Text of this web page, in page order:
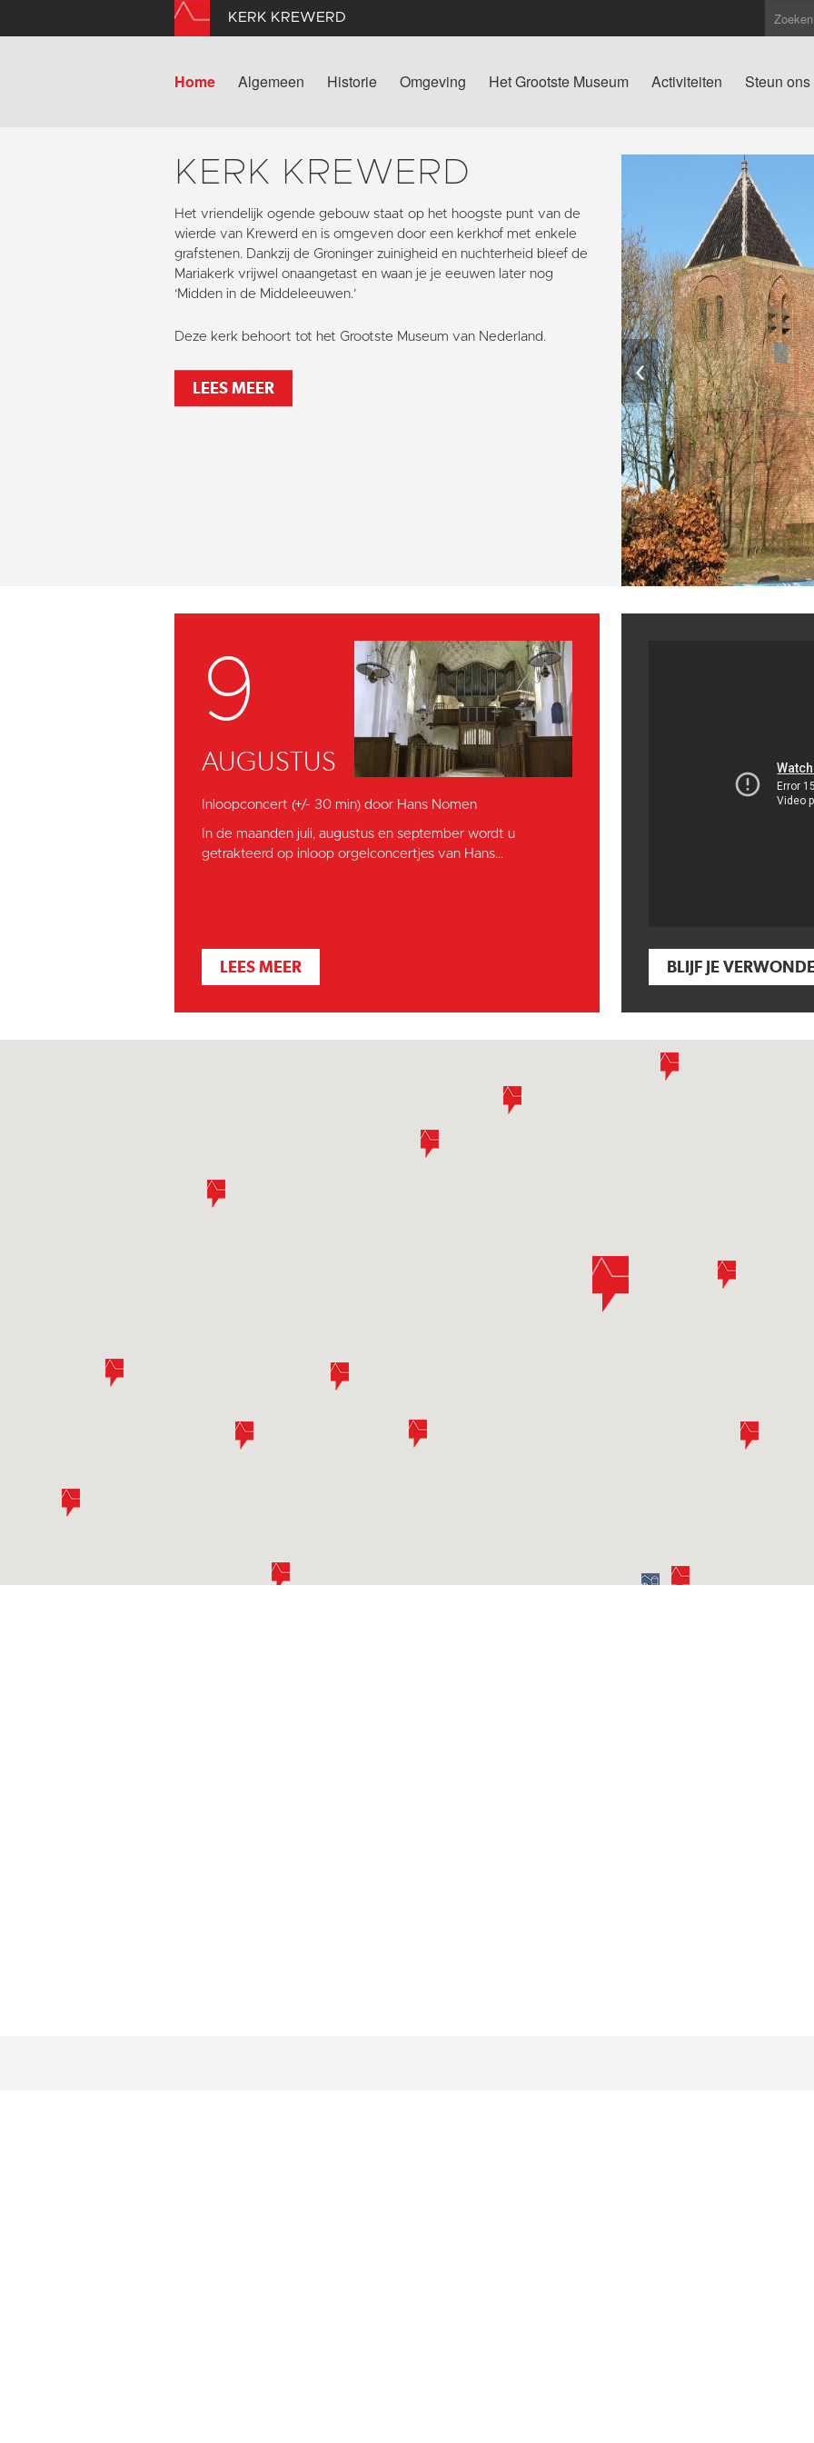
KERK KREWERD
Home Algemeen Historie Omgeving Het Grootste Museum Activiteiten Steun ons
KERK KREWERD
Het vriendelijk ogende gebouw staat op het hoogste punt van de
wierde van Krewerd en is omgeven door een kerkhof met enkele
grafstenen. Dankzij de Groninger zuinigheid en nuchterheid bleef de
Mariakerk vrijwel onaangetast en waan je je eeuwen later nog
‘Midden in de Middeleeuwen.’
Deze kerk behoort tot het Grootste Museum van Nederland.
LEES MEER ‹
9
AUGUSTUS
Inloopconcert (+/- 30 min) door Hans Nomen
In de maanden juli, augustus en september wordt u
getrakteerd op inloop orgelconcertjes van Hans...
LEES MEER BLIJF JE